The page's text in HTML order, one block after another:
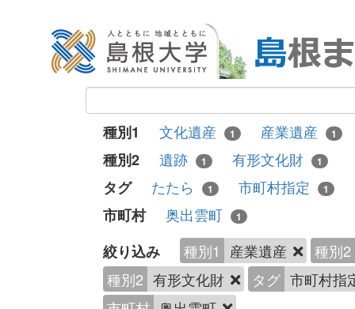
種別1 文化遺産 1 産業遺産 1
種別2 遺跡 1 有形文化財 1
タグ たたら 1 市町村指定 1
市町村
奥出雲町 1
絞り込み 種別1 産業遺産
種別2
種別2 有形文化財 タグ 市町村指